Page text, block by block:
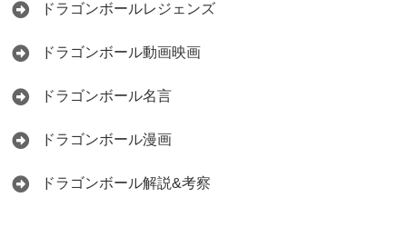
ドラゴンボールレジェンズ
ドラゴンボール動画映画
ドラゴンボール名言
ドラゴンボール漫画
ドラゴンボール解説&考察